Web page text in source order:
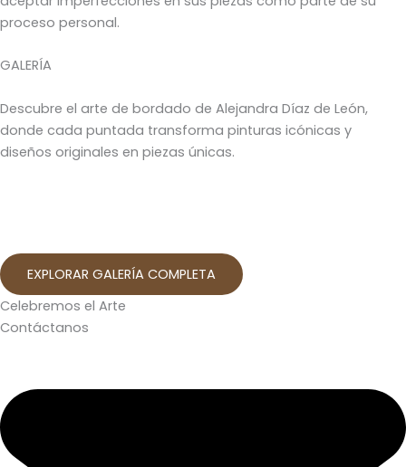
proceso personal.
GALERÍA
Descubre el arte de bordado de Alejandra Díaz de León,
donde cada puntada transforma pinturas icónicas y
diseños originales en piezas únicas.
EXPLORAR GALERÍA COMPLETA
Celebremos el Arte
Contáctanos